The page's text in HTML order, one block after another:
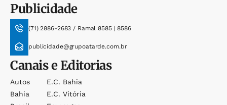
Publicidade
(71) 2886-2683 / Ramal 8585 | 8586
publicidade@grupoatarde.com.br
Canais e Editorias
Autos
Bahia
E.c. Bahia
E.c. Vitória